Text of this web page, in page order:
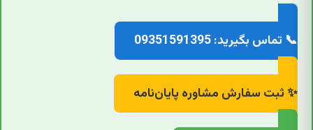
📞 تماس بگیرید: 09351591395
✨ ثبت سفارش مشاوره پایان‌نامه